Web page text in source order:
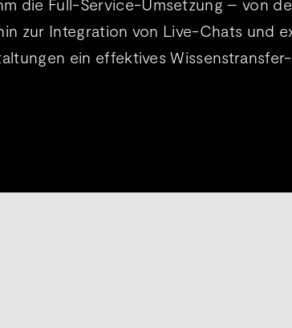
die Full-Service-Umsetzung – von
zur Integration von Live-Chats und
ein effektives